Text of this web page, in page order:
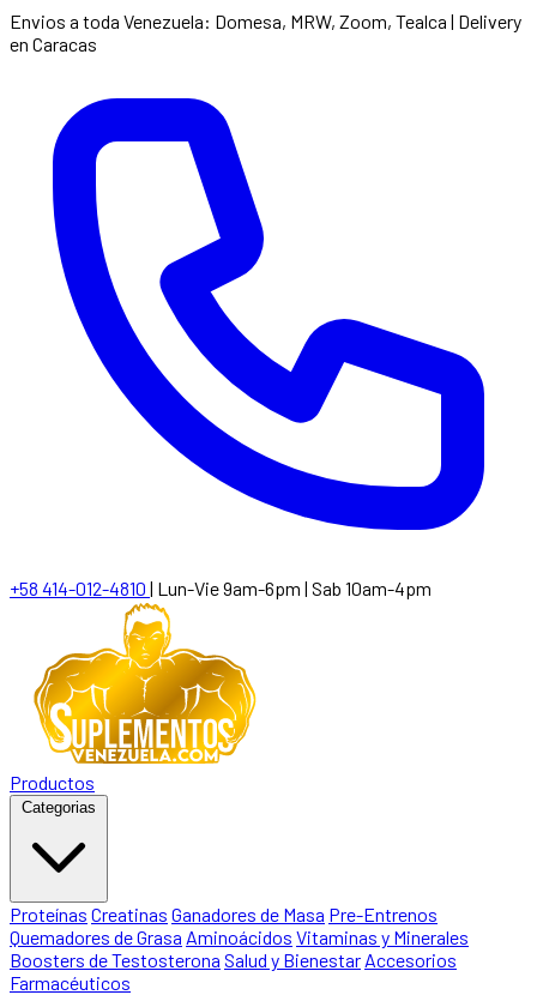
Envios a toda Venezuela: Domesa, MRW, Zoom, Tealca | Delivery
en Caracas
+58 414-012-4810 | Lun-Vie 9am-6pm | Sab 10am-4pm
Productos
Categorias
Proteínas Creatinas Ganadores de Masa Pre-Entrenos
Quemadores de Grasa Aminoácidos Vitaminas y Minerales
Boosters de Testosterona Salud y Bienestar Accesorios
Farmacéuticos